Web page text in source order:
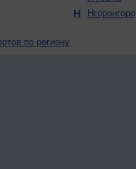
Н Нгоронгоро
по региону